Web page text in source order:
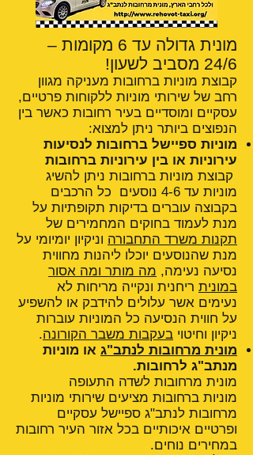
מונית גדולה עד 6 מקומות –
24/6 מסביב לשעון!
קבוצת מוניות ברחובות מעניקה מגוון
רחב של שירותי מוניות ללקוחות פרטיים,
עסקיים ומוסדיים בעיר רחובות כאשר בין
הנפוצים ביותר ניתן למצוא:
מוניות ספיישל ברחובות לנסיעות
עירוניות או בין עירוניות ברחובות
קבוצת מוניות ברחובות ניתן להשיג
מוניות עד 4-6 נוסעים כל הרכבים
בקבוצה עוברים בדיקות תקופתיות על
מנת לעמוד בחוקים המחמירים של
תקנות משרד התחבורה וניקיון יומיומי על
מנת שהנוסעים יוכלו ליהנות מחווית
נסיעה נעימה, מה מותר ומה אסור
במונית ריחנית ונקייה מריחות לא
נעימים אשר עלולים להידבק או להשפיע
על חווית הנסיעה כל המוניות עוברות
ניקיון וחיטוי בעקבות משבר הקורונה.
מונית מרחובות לנתב"ג או מוניות
מנתב"ג לרחובות.
מונית מרחובות לשדה התעופה
מוניות ברחובות מציעים שירותי מוניות
מרחובות לנתב"ג ספיישל עסקיים
ופרטיים איכותיים בכל אזור העיר רחובות
במחירים נוחים.